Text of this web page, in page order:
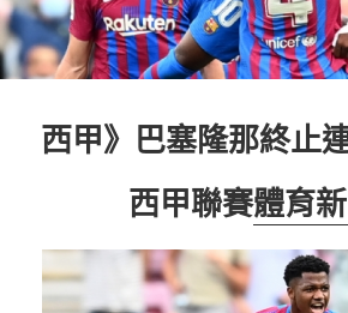
西甲》巴塞隆那終止
西甲聯賽體育